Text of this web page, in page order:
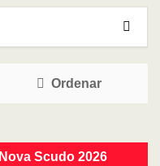
Ordenar
Nova Scudo 2026